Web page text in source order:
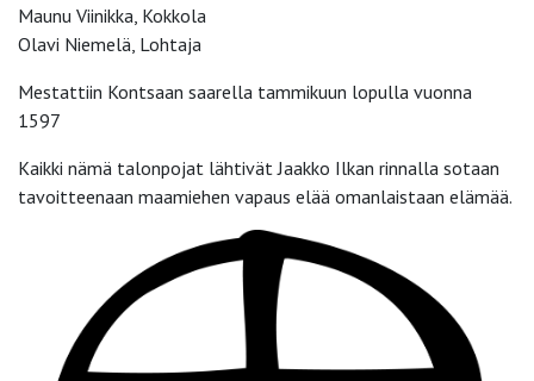
Maunu Viinikka, Kokkola
Olavi Niemelä, Lohtaja
Mestattiin Kontsaan saarella tammikuun lopulla vuonna
1597
Kaikki nämä talonpojat lähtivät Jaakko Ilkan rinnalla sotaan
tavoitteenaan maamiehen vapaus elää omanlaistaan elämää.